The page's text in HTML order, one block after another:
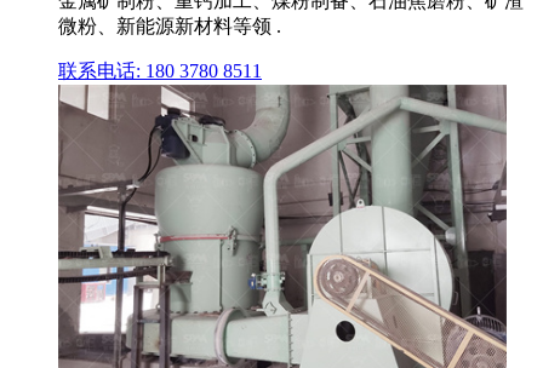
微粉、新能源新材料等领 .
联系电话: 180 3780 8511